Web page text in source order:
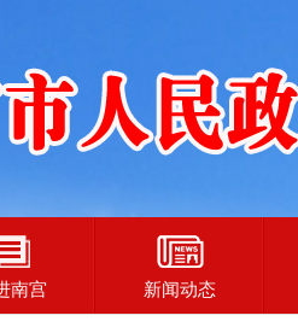
南宫 新闻动态